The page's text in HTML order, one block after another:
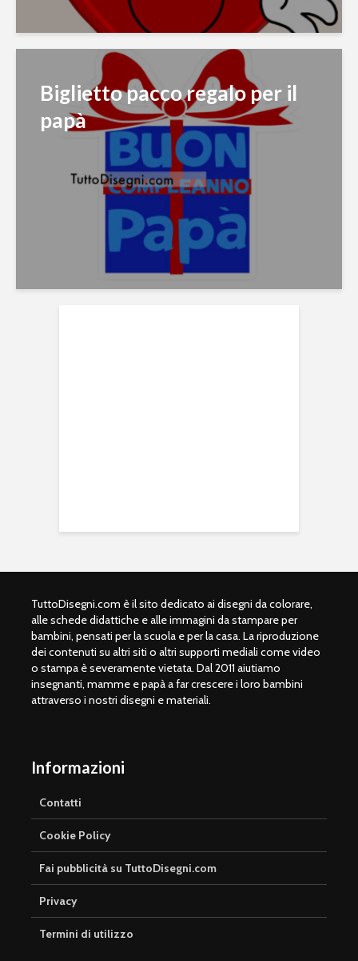
Biglietto pacco regalo per il
papà
TuttoDisegni.com è il sito dedicato ai disegni da colorare,
alle schede didattiche e alle immagini da stampare per
bambini, pensati per la scuola e per la casa. La riproduzione
dei contenuti su altri siti o altri supporti mediali come video
o stampa è severamente vietata. Dal 2011 aiutiamo
insegnanti, mamme e papà a far crescere i loro bambini
attraverso i nostri disegni e materiali.
Informazioni
Contatti
Cookie Policy
Fai pubblicità su TuttoDisegni.com
Privacy
Termini di utilizzo